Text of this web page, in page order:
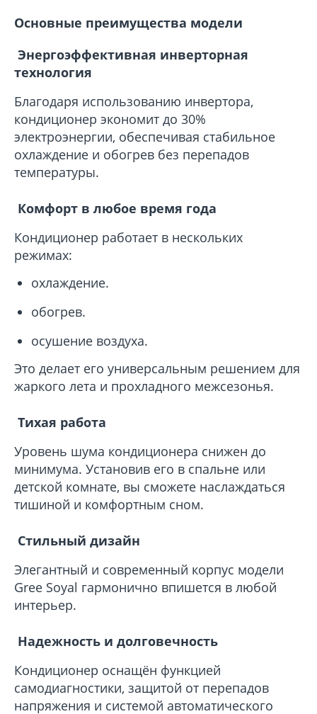
Основные преимущества модели
Энергоэффективная инверторная
технология
Благодаря использованию инвертора,
кондиционер экономит до 30%
электроэнергии, обеспечивая стабильное
охлаждение и обогрев без перепадов
температуры.
Комфорт в любое время года
Кондиционер работает в нескольких
режимах:
охлаждение.
обогрев.
осушение воздуха.
Это делает его универсальным решением для
жаркого лета и прохладного межсезонья.
Тихая работа
Уровень шума кондиционера снижен до
минимума. Установив его в спальне или
детской комнате, вы сможете наслаждаться
тишиной и комфортным сном.
Стильный дизайн
Элегантный и современный корпус модели
Gree Soyal гармонично впишется в любой
интерьер.
Надежность и долговечность
Кондиционер оснащён функцией
самодиагностики, защитой от перепадов
напряжения и системой автоматического